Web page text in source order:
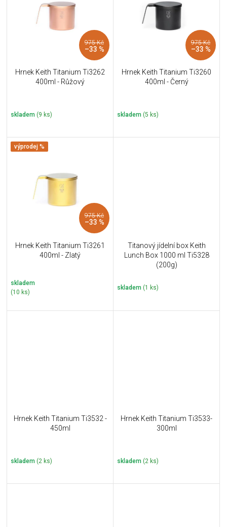
975 Kč
–33 %
Hrnek Keith Titanium Ti3262
400ml - Růžový
skladem (9 ks)
975 Kč
–33 %
Hrnek Keith Titanium Ti3260
400ml - Černý
skladem (5 ks)
výprodej %
975 Kč
–33 %
Hrnek Keith Titanium Ti3261
400ml - Zlatý
skladem
(10 ks)
Titanový jídelní box Keith
Lunch Box 1000 ml Ti5328
(200g)
skladem (1 ks)
Hrnek Keith Titanium Ti3532 -
450ml
skladem (2 ks)
Hrnek Keith Titanium Ti3533-
300ml
skladem (2 ks)